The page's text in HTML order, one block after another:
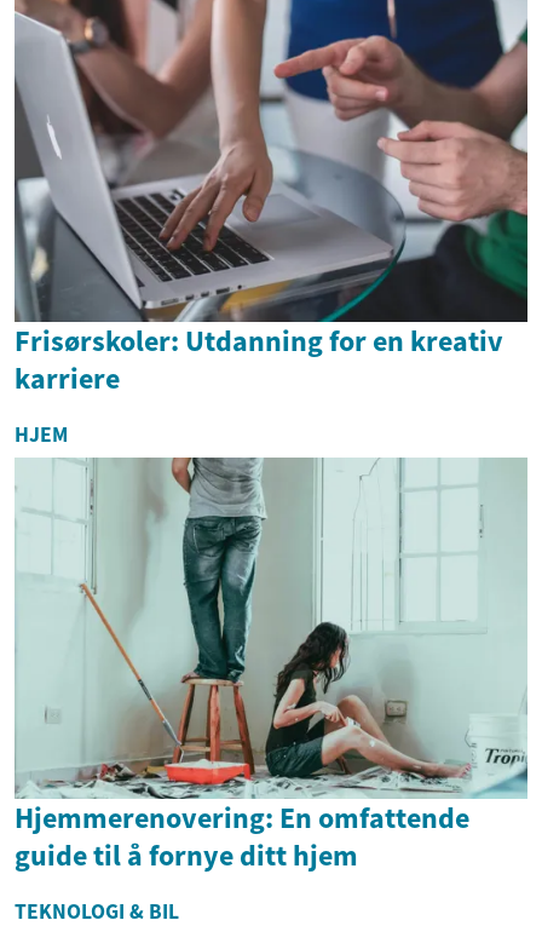
Frisørskoler: Utdanning for en kreativ
karriere
HJEM
Hjemmerenovering: En omfattende
guide til å fornye ditt hjem
TEKNOLOGI & BIL